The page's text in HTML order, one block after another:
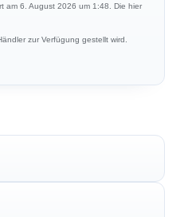
am 6. August 2026 um 1:48. Die hier
zur Verfügung gestellt wird.